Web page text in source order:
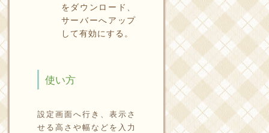
をダウンロード、
サーバーへアップ
して有効にする。
使い方
設定画面へ行き、表示さ
せる高さや幅などを入力